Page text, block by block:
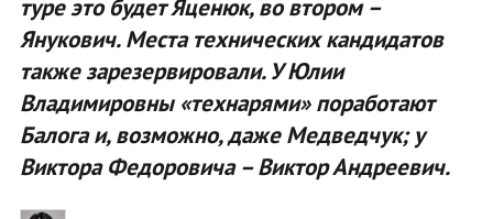
туре это будет Яценюк, во втором –
Янукович. Места технических кандидатов
также зарезервировали. У Юлии
Владимировны «технарями» поработают
Балога и, возможно, даже Медведчук; у
Виктора Федоровича – Виктор Андреевич.